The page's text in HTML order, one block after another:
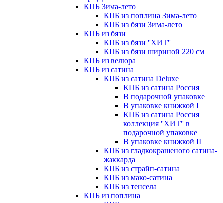
КПБ Зима-лето
КПБ из поплина Зима-лето
КПБ из бязи Зима-лето
КПБ из бязи
КПБ из бязи ''ХИТ''
КПБ из бязи шириной 220 см
КПБ из велюра
КПБ из сатина
КПБ из сатина Deluxe
КПБ из сатина Россия
В подарочной упаковке
В упаковке книжкой I
КПБ из сатина Россия
коллекция ''ХИТ'' в
подарочной упаковке
В упаковке книжкой II
КПБ из гладкокрашеного сатина-
жаккарда
КПБ из страйп-сатина
КПБ из мако-сатина
КПБ из тенсела
КПБ из поплина